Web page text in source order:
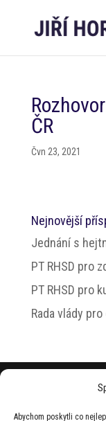
Abychom poskytli co
ČR
Čvn 23, 2021
Nejnovější
Jednání s
PT RHSD pro
PT RHSD pro
Rada vlády
© 2026 Jiří